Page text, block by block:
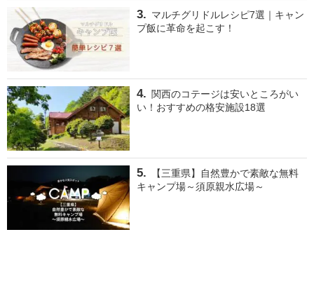
マルチグリドルレシピ7選｜キャン
プ飯に革命を起こす！
関西のコテージは安いところがい
い！おすすめの格安施設18選
【三重県】自然豊かで素敵な無料
キャンプ場～須原親水広場～